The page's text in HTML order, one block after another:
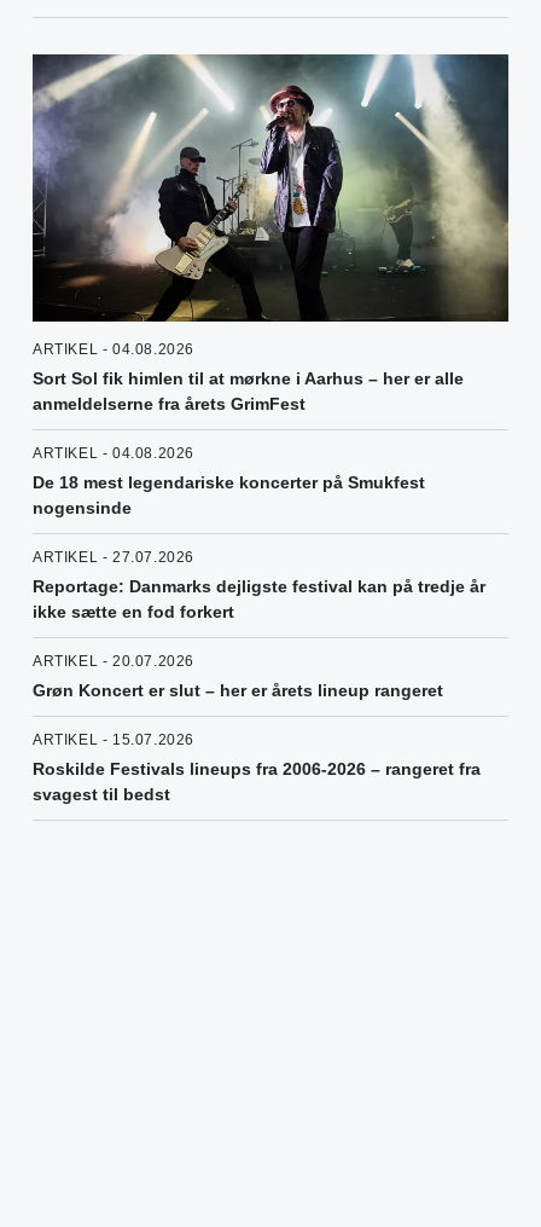
ARTIKEL - 04.08.2026
Sort Sol fik himlen til at mørkne i Aarhus – her er alle
anmeldelserne fra årets GrimFest
ARTIKEL - 04.08.2026
De 18 mest legendariske koncerter på Smukfest
nogensinde
ARTIKEL - 27.07.2026
Reportage: Danmarks dejligste festival kan på tredje år
ikke sætte en fod forkert
ARTIKEL - 20.07.2026
Grøn Koncert er slut – her er årets lineup rangeret
ARTIKEL - 15.07.2026
Roskilde Festivals lineups fra 2006-2026 – rangeret fra
svagest til bedst